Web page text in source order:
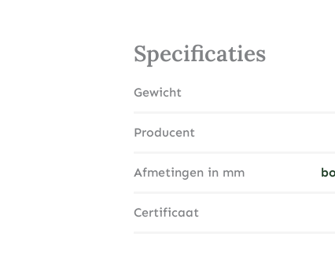
Specificaties
Gewicht
Producent
Afmetingen in mm
Certificaat